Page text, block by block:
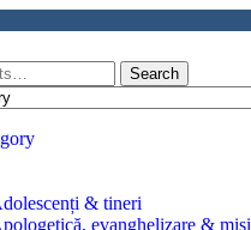
Search
& tineri
evanghelizare &